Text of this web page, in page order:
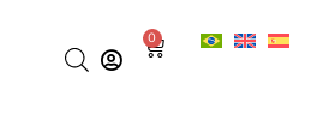
0